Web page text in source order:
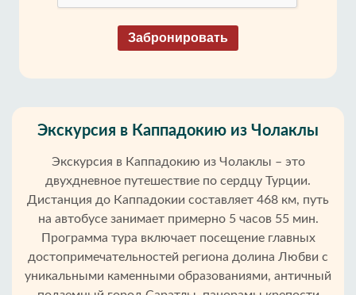
Забронировать
Экскурсия в Каппадокию из Чолаклы
Экскурсия в Каппадокию из Чолаклы – это
двухдневное путешествие по сердцу Турции.
Дистанция до Каппадокии составляет 468 км, путь
на автобусе занимает примерно 5 часов 55 мин.
Программа тура включает посещение главных
достопримечательностей региона долина Любви с
уникальными каменными образованиями, античный